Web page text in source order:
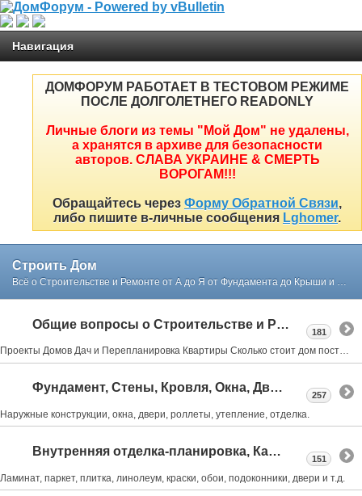
Навигация
ДОМФОРУМ РАБОТАЕТ В ТЕСТОВОМ РЕЖИМЕ
ПОСЛЕ ДОЛГОЛЕТНЕГО READONLY
Личные блоги из темы "Мой Дом" не удалены,
а хранятся в архиве для безопасности
авторов. СЛАВА УКРАИНЕ & СМЕРТЬ
ВОРОГАМ!!!
Обращайтесь через Форму Обратной Связи,
либо пишите в-личные сообщения Lghomer.
Строить Дом
Всё о Строительстве и Ремонте от А до Я от Фундамента до Крыши и Интерьера простым и понятным языком в реальных примерах и советах нашего форума
Общие вопросы о Строительстве и Ремонте
Проекты Домов Дач и Перепланировка Квартиры Сколько стоит дом построить или как выбрать участок под строительство все в реальных примерах тут
181
Фундамент, Стены, Кровля, Окна, Двери
Наружные конструкции, окна, двери, роллеты, утепление, отделка.
257
Внутренняя отделка-планировка, Камины, Лестницы
Ламинат, паркет, плитка, линолеум, краски, обои, подоконники, двери и т.д.
151